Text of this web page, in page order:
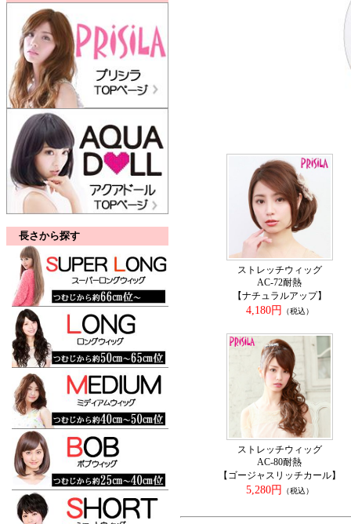
長さから探す
ストレッチウィッグ
AC-72耐熱
【ナチュラルアップ】
4,180円
（税込）
ストレッチウィッグ
AC-80耐熱
【ゴージャスリッチカール】
5,280円
（税込）